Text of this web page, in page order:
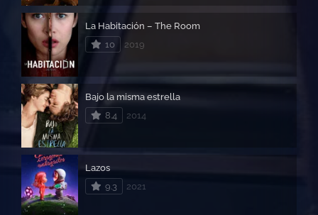
La Habitación – The Room
10
2019
Bajo la misma estrella
8.4
2014
Lazos
9.3
2021